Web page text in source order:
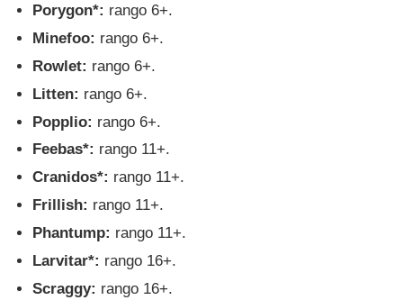
Porygon*: rango 6+.
Minefoo: rango 6+.
Rowlet: rango 6+.
Litten: rango 6+.
Popplio: rango 6+.
Feebas*: rango 11+.
Cranidos*: rango 11+.
Frillish: rango 11+.
Phantump: rango 11+.
Larvitar*: rango 16+.
Scraggy: rango 16+.